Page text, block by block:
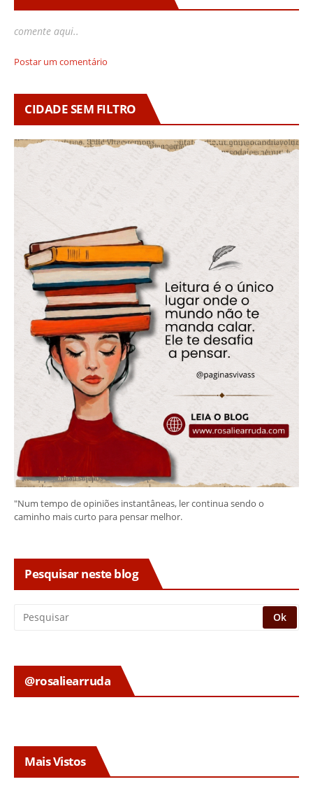
comente aqui..
Postar um comentário
CIDADE SEM FILTRO
"Num tempo de opiniões instantâneas, ler continua sendo o
caminho mais curto para pensar melhor.
Pesquisar neste blog
@rosaliearruda
Mais Vistos